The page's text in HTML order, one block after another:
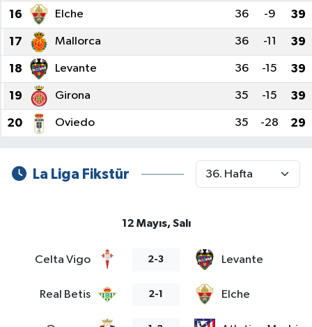
16 Elche 36 -9 39
17 Mallorca 36 -11 39
18 Levante 36 -15 39
19 Girona 35 -15 39
20 Oviedo 35 -28 29
La Liga Fikstür
12 Mayıs, Salı
Celta Vigo 2-3 Levante
Real Betis 2-1 Elche
Günün Haberleri
Yazarlarımız
Tüm Makaleler
Tüm Haberler
Videolu Haberler